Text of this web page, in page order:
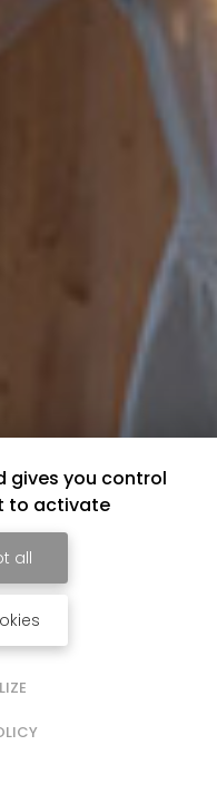
gives you control
to activate
all